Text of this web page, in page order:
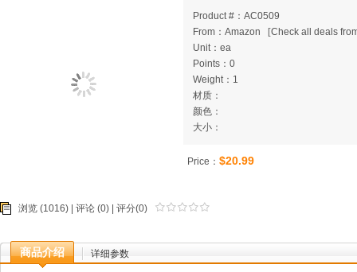
Product #：AC0509
From：Amazon
[Check all deals
Unit：ea
Points：0
Weight：1
材质：
颜色：
大小：
Price： $20.99
浏览 (1016) | 评论 (0) | 评分(0)
商品介绍 详细参数